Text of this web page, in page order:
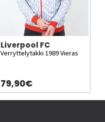
Liverpool FC
Verryttelytakki 1989 Vieras
79,90€